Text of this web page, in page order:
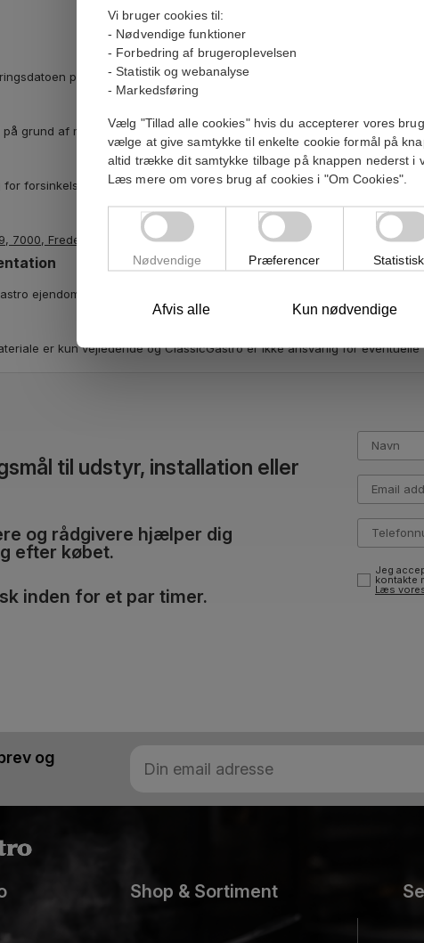
på varer med fejl til stede ved levering.
grund af mangelfuld udførelse eller materialer.
forsinkelser eller manglende levering forårsaget af omstændigheder
7000, Fredericia , og risikoen overgår til køber ved afsendelse.
ejendom og må kun anvendes til det aftalte formål med forudgående
er kun vejledende og ClassicGastro er ikke ansvarlig for eventuelle
til udstyr, installation eller
og rådgivere hjælper dig
efter købet.
inden for et par timer.
Jeg
kontakte
Læs
og
Shop & Sortiment
Vi bruger cookies til:
- Nødvendige funktioner
- Forbedring af brugeroplevelsen
- Statistik og webanalyse
- Markedsføring
Vælg "Tillad alle cookies" hvis du accepterer vores
vælge at give samtykke til enkelte cookie formål på
altid trække dit samtykke tilbage på knappen nederst i
Læs mere om vores brug af cookies i "Om Cookies".
Nødvendige Præferencer
Afvis alle Kun nødvendige